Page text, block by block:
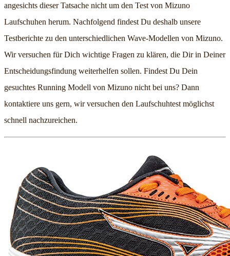
angesichts dieser Tatsache nicht um den Test von Mizuno
Laufschuhen herum. Nachfolgend findest Du deshalb unsere
Testberichte zu den unterschiedlichen Wave-Modellen von Mizuno.
Wir versuchen für Dich wichtige Fragen zu klären, die Dir in Deiner
Entscheidungsfindung weiterhelfen sollen. Findest Du Dein
gesuchtes Running Modell von Mizuno nicht bei uns? Dann
kontaktiere uns gern, wir versuchen den Laufschuhtest möglichst
schnell nachzureichen.